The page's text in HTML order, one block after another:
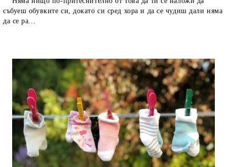
събуеш обувките си, докато си сред хора и да се чудиш дали няма
да се ра...